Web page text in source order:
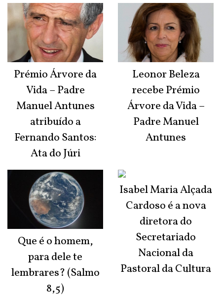
Prémio Árvore da
Vida – Padre
Manuel Antunes
atribuído a
Fernando Santos:
Ata do Júri
Que é o homem,
para dele te
lembrares? (Salmo
8,5)
Leonor Beleza
recebe Prémio
Árvore da Vida –
Padre Manuel
Antunes
Isabel Maria Alçada
Cardoso é a nova
diretora do
Secretariado
Nacional da
Pastoral da Cultura